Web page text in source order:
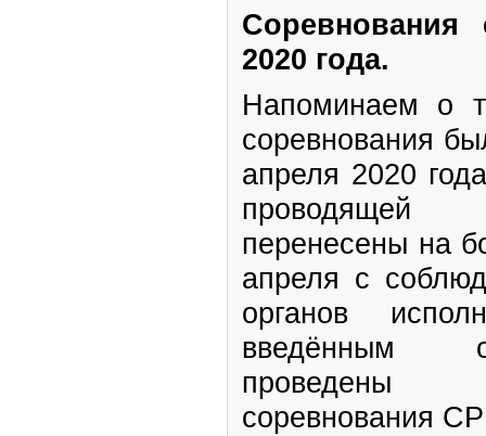
Соревнования
2020 года.
Напоминаем о
соревнования
апреля 2020
проводящей
перенесены на
апреля с
органов
введённым
проведены
соревнования